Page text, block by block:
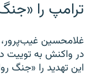
ترامپ را
غلامحسین
در واکنش به توییت
این تهدید را «جنگ